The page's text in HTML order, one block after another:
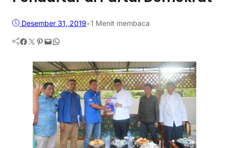
Desember 31, 2019•1 Menit membaca
Facebook Twitter Pinterest Mail WhatsApp